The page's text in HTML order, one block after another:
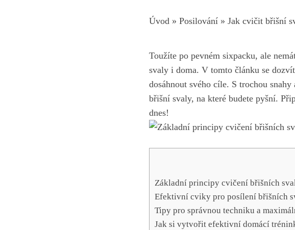
Úvod » Posilování » Jak cvičit břišní
‌Toužíte po pevném sixpacku, ale
svaly i doma. V tomto článku⁢ se
dosáhnout svého cíle. S trochou‌
břišní⁢ svaly,⁢ na které budete pyšní.
dnes!
Základní principy ‍cvičení břišních
Efektivní cviky pro posílení břišních
Tipy ‌pro správnou techniku a
Jak si vytvořit efektivní domácí